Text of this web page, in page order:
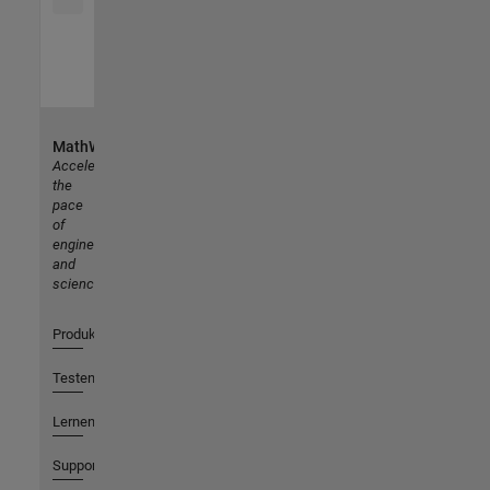
MathWorks
Accelerating
the
pace
of
engineering
and
science
Produkte
Testen oder Kaufen
Lernen
Support